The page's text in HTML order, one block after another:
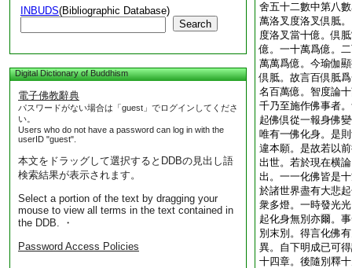
INBUDS(Bibliographic Database)
Search
Digital Dictionary of Buddhism
電子佛教辭典
パスワードがない場合は「guest」でログインしてくださ
い。
Users who do not have a password can log in with the
userID "guest".
本文をドラッグして選択するとDDBの見出し語
検索結果が表示されます。
Select a portion of the text by dragging your
mouse to view all terms in the text contained in
the DDB. ・
Password Access Policies
舍五十二數中第八
萬洛叉度洛叉倶胝
度洛叉當十億。倶
億。一十萬爲億。
萬萬爲億。今瑜伽
倶胝。故言百倶胝
名百萬億。智度論
千乃至施作佛事者
起佛倶從一報身佛
唯有一佛化身。是
違本願。是故若以
出世。若於現在横
出。一一化佛皆是
於諸世界盡有大悲
衆多燈。一時發光
起化身無別亦爾。
別末別。得言化佛
異。自下明成已可
十四章。後隨別釋